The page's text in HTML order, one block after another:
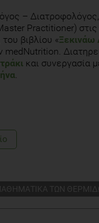
126-132
it useful in helping deal
–
Practitioner)
βιβλίου «Ξεκινάω
και συνεργασία
.
ΤΩΝ